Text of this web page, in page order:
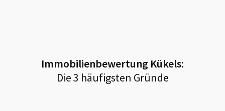
Immobilienbewertung Kükels:
Die 3 häufigsten Gründe